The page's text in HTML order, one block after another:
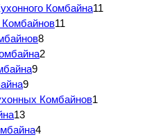
Комбайна11
11
8
2
9
9
Комбайнов1
13
4